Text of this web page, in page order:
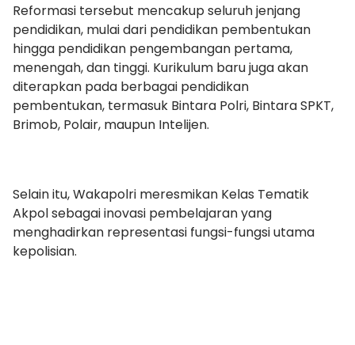
Reformasi tersebut mencakup seluruh jenjang
pendidikan, mulai dari pendidikan pembentukan
hingga pendidikan pengembangan pertama,
menengah, dan tinggi. Kurikulum baru juga akan
diterapkan pada berbagai pendidikan
pembentukan, termasuk Bintara Polri, Bintara SPKT,
Brimob, Polair, maupun Intelijen.
Selain itu, Wakapolri meresmikan Kelas Tematik
Akpol sebagai inovasi pembelajaran yang
menghadirkan representasi fungsi-fungsi utama
kepolisian.